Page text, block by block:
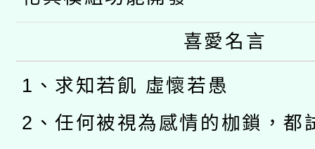
喜愛名言
1、求知若飢 虛懷若愚
2、任何被視為感情的枷鎖，都